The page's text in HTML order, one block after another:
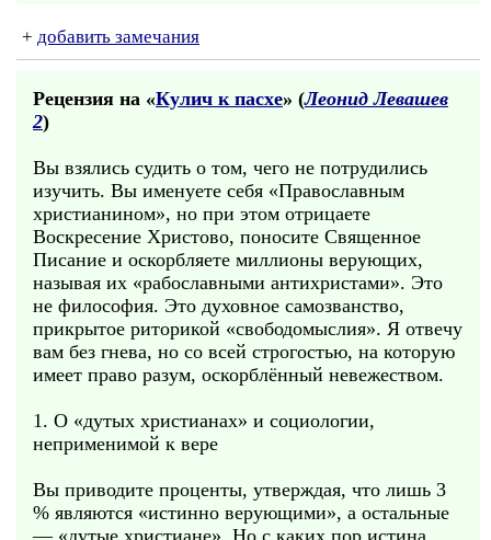
+ добавить замечания
Рецензия на «Кулич к пасхе» (Леонид Левашев
2)
Вы взялись судить о том, чего не потрудились
изучить. Вы именуете себя «Православным
христианином», но при этом отрицаете
Воскресение Христово, поносите Священное
Писание и оскорбляете миллионы верующих,
называя их «рабославными антихристами». Это
не философия. Это духовное самозванство,
прикрытое риторикой «свободомыслия». Я отвечу
вам без гнева, но со всей строгостью, на которую
имеет право разум, оскорблённый невежеством.
1. О «дутых христианах» и социологии,
неприменимой к вере
Вы приводите проценты, утверждая, что лишь 3
% являются «истинно верующими», а остальные
— «дутые христиане». Но с каких пор истина